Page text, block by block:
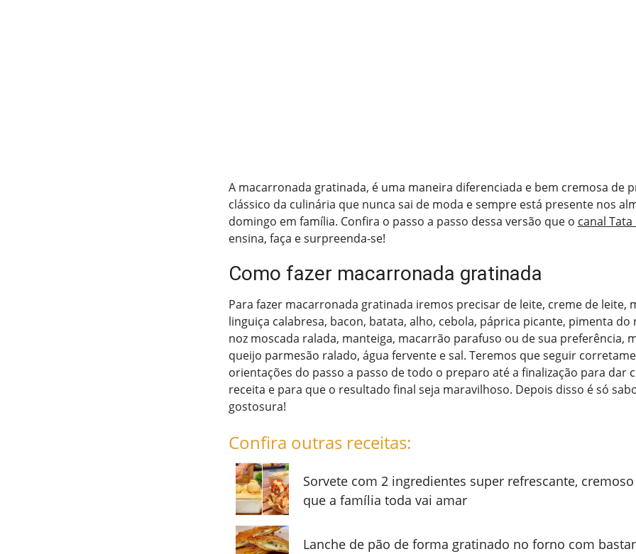
A macarronada gratinada, é uma maneira diferenciada e bem cremosa de
clássico da culinária que nunca sai de moda e sempre está presente nos
domingo em família. Confira o passo a passo dessa versão que o canal
ensina, faça e surpreenda-se!
Como fazer macarronada gratinada
Para fazer macarronada gratinada iremos precisar de leite, creme de leite,
linguiça calabresa, bacon, batata, alho, cebola, páprica picante, pimenta do
noz moscada ralada, manteiga, macarrão parafuso ou de sua preferência,
queijo parmesão ralado, água fervente e sal. Teremos que seguir
orientações do passo a passo de todo o preparo até a finalização para dar
receita e para que o resultado final seja maravilhoso. Depois disso é só
gostosura!
Confira outras receitas:
Sorvete com 2 ingredientes super refrescante,
que a família toda vai amar
Lanche de pão de forma gratinado no forno com